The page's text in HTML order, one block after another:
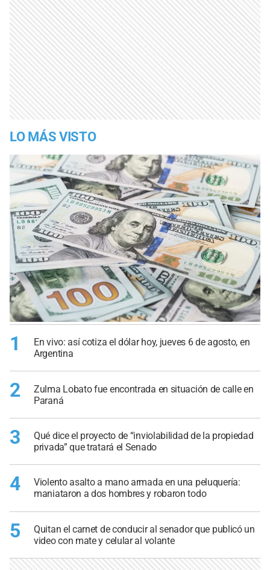
LO MÁS VISTO
1
En vivo: así cotiza el dólar hoy, jueves 6 de agosto, en
Argentina
2
Zulma Lobato fue encontrada en situación de calle en
Paraná
3
Qué dice el proyecto de “inviolabilidad de la propiedad
privada” que tratará el Senado
4
Violento asalto a mano armada en una peluquería:
maniataron a dos hombres y robaron todo
5
Quitan el carnet de conducir al senador que publicó un
video con mate y celular al volante